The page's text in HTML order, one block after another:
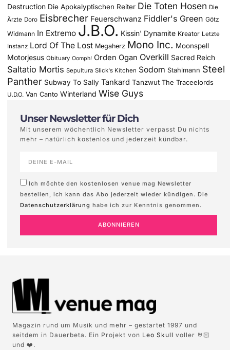
Destruction Die Apokalyptischen Reiter Die Toten Hosen Die
Ärzte Doro Eisbrecher Feuerschwanz Fiddler's Green Götz
Widmann In Extremo J.B.O. Kissin' Dynamite Kreator Letzte
Instanz Lord Of The Lost Megaherz Mono Inc. Moonspell
Motorjesus Obituary Oomph! Orden Ogan Overkill Sacred Reich
Saltatio Mortis Sepultura Slick's Kitchen Sodom Stahlmann Steel
Panther Subway To Sally Tankard Tanzwut The Traceelords
U.D.O. Van Canto Winterland Wise Guys
Unser Newsletter für Dich
Mit unserem wöchentlich Newsletter verpasst Du nichts
mehr – natürlich kostenlos und jederzeit kündbar.
Ich möchte den kostenlosen venue mag Newsletter
bestellen, ich kann das Abo jederzeit wieder kündigen. Die
Datenschutzerklärung habe ich zur Kenntnis genommen.
ABONNIEREN
Magazin rund um Musik und mehr – gestartet 1997 und
seitdem in Dauerbeta. Ein Projekt von Leo Skull voller 🤘🏻
und ❤️.